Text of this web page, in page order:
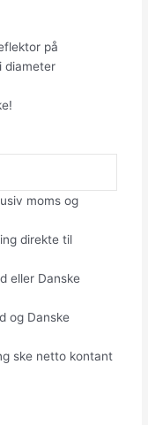
på
diameter
moms og
direkte til
eller Danske
og Danske
ske netto kontant